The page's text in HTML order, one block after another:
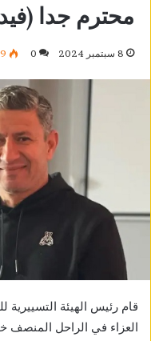
محترم جدا
8 سبتمبر 2024 0
قام رئيس الهيئة التسييرية
العزاء في الراحل المنصف